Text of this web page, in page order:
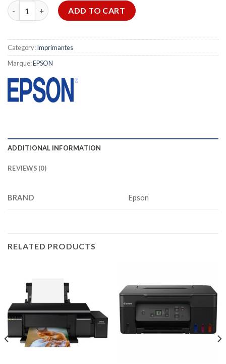
IMPRIMANTE JET D'ENCRE EPSON ECOTANK L6490 4EN1
ADD TO CART
Category:Imprimantes
Marque:EPSON
ADDITIONAL INFORMATION
REVIEWS (0)
BRAND Epson
RELATED PRODUCTS